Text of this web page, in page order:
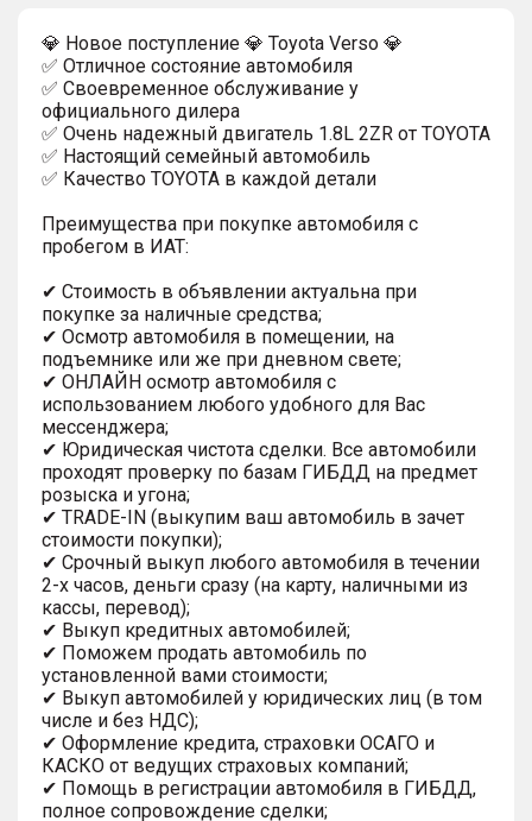
💎 Hoвoe поcтупление 💎 Toyota Verso 💎
✅ Oтличное сoстoяниe aвтoмoбиля
✅ Своевременное обслуживание у
официального дилера
✅ Очень надежный двигатель 1.8L 2ZR от TOYOTA
✅ Настоящий семейный автомобиль
✅ Качество TOYOTA в каждой детали
Преимущества при покупке автомобиля с
пробегом в ИАТ:
✔ Стоимость в объявлении актуальна при
покупке за наличные средства;
✔ Осмотр автомобиля в помещении, на
подъемнике или же при дневном свете;
✔ ОНЛАЙН осмотр автомобиля с
использованием любого удобного для Вас
мессенджера;
✔ Юридическая чистота сделки. Все автомобили
проходят проверку по базам ГИБДД на предмет
розыска и угона;
✔ TRADE-IN (выкупим ваш автомобиль в зачет
стоимости покупки);
✔ Срочный выкуп любого автомобиля в течении
2-х часов, деньги сразу (на карту, наличными из
кассы, перевод);
✔ Выкуп кредитных автомобилей;
✔ Поможем продать автомобиль по
установленной вами стоимости;
✔ Выкуп автомобилей у юридических лиц (в том
числе и без НДС);
✔ Оформление кредита, страховки ОСАГО и
КАСКО от ведущих страховых компаний;
✔ Помощь в регистрации автомобиля в ГИБДД,
полное сопровождение сделки;